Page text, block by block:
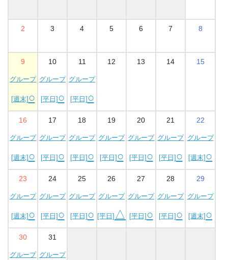
2 3 4 5 6 7 8
9
グループ
[週末] ○
10
グループ
[平日] ○
11
グループ
[平日] ○
12 13 14 15
16
グループ
[週末] ○
17
グループ
[平日] ○
18
グループ
[平日] ○
19
グループ
[平日] ○
20
グループ
[平日] ○
21
グループ
[平日] ○
22
グループ
[週末] ○
23
グループ
[週末] ○
24
グループ
[平日] ○
25
グループ
[平日] ○
26
グループ
[平日] △
27
グループ
[平日] ○
28
グループ
[平日] ○
29
グループ
[週末] ○
30
グループ
31
グループ